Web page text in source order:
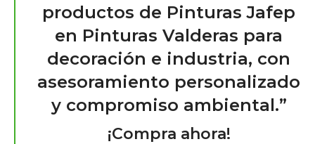
productos de Pinturas Jafep
en Pinturas Valderas para
decoración e industria, con
asesoramiento personalizado
y compromiso ambiental.”
¡Compra ahora!